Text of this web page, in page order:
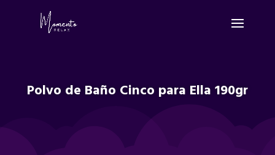
Polvo de Baño Cinco para Ella 190gr